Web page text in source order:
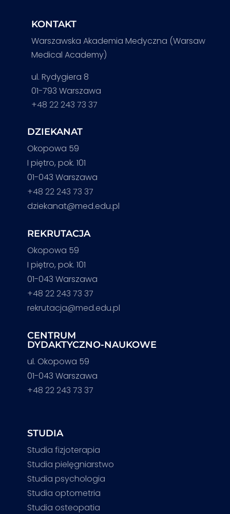
KONTAKT
Warszawska Akademia Medyczna (Warsaw
Medical Academy)
ul. Rydygiera 8
01-793 Warszawa
+48 22 243 73 37
DZIEKANAT
Okopowa 59
I piętro, pok. 101
01-043 Warszawa
+48 22 243 73 37
dziekanat@med.edu.pl
REKRUTACJA
Okopowa 59
I piętro, pok. 101
01-043 Warszawa
+48 22 243 73 37
rekrutacja@med.edu.pl
CENTRUM
DYDAKTYCZNO-NAUKOWE
ul. Okopowa 59
01-043 Warszawa
+48 22 243 73 37
STUDIA
Studia fizjoterapia
Studia pielęgniarstwo
Studia psychologia
Studia optometria
Studia osteopatia